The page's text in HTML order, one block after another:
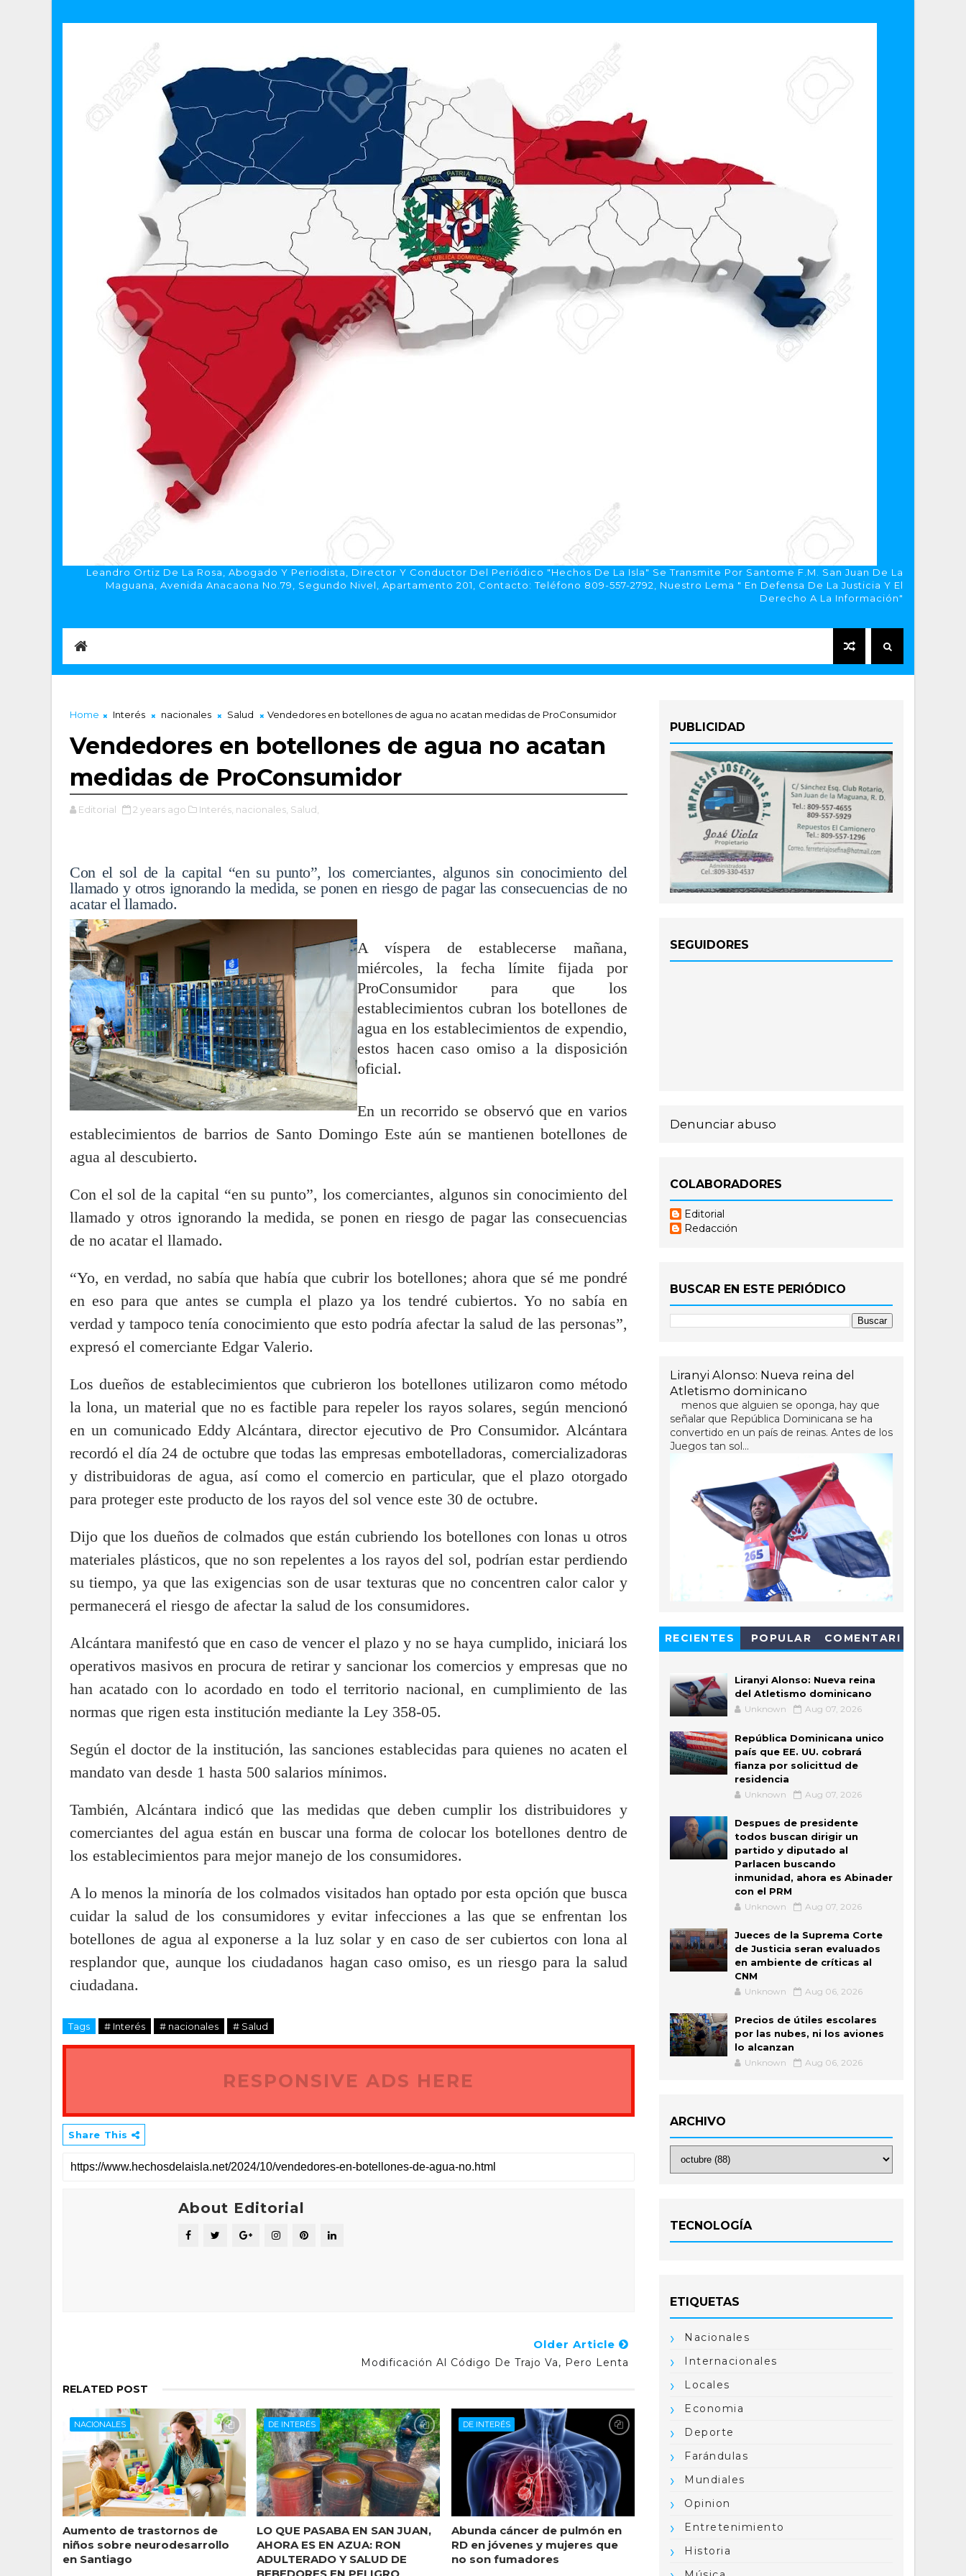
Leandro Ortiz De La Rosa, Abogado Y Periodista, Director Y Conductor Del Periódico "Hechos De La Isla" Se Transmite Por Santome F.M. San Juan De La
Maguana, Avenida Anacaona No.79, Segundo Nivel, Apartamento 201, Contacto: Teléfono 809-557-2792, Nuestro Lema " En Defensa De La Justicia Y El
Derecho A La Información"
Home Interés nacionales Salud Vendedores en botellones de agua no acatan medidas de ProConsumidor
Vendedores en botellones de agua no acatan
medidas de ProConsumidor
Editorial 2 years ago Interés, nacionales, Salud,
Con el sol de la capital “en su punto”, los comerciantes, algunos sin conocimiento del
llamado y otros ignorando la medida, se ponen en riesgo de pagar las consecuencias de no
acatar el llamado.
A víspera de establecerse mañana,
miércoles, la fecha límite fijada por
ProConsumidor para que los
establecimientos cubran los botellones de
agua en los establecimientos de expendio,
estos hacen caso omiso a la disposición
oficial.
En un recorrido se observó que en varios
establecimientos de barrios de Santo Domingo Este aún se mantienen botellones de
agua al descubierto.
Con el sol de la capital “en su punto”, los comerciantes, algunos sin conocimiento del
llamado y otros ignorando la medida, se ponen en riesgo de pagar las consecuencias
de no acatar el llamado.
“Yo, en verdad, no sabía que había que cubrir los botellones; ahora que sé me pondré
en eso para que antes se cumpla el plazo ya los tendré cubiertos. Yo no sabía en
verdad y tampoco tenía conocimiento que esto podría afectar la salud de las personas”,
expresó el comerciante Edgar Valerio.
Los dueños de establecimientos que cubrieron los botellones utilizaron como método
la lona, un material que no es factible para repeler los rayos solares, según mencionó
en un comunicado Eddy Alcántara, director ejecutivo de Pro Consumidor. Alcántara
recordó el día 24 de octubre que todas las empresas embotelladoras, comercializadoras
y distribuidoras de agua, así como el comercio en particular, que el plazo otorgado
para proteger este producto de los rayos del sol vence este 30 de octubre.
Dijo que los dueños de colmados que están cubriendo los botellones con lonas u otros
materiales plásticos, que no son repelentes a los rayos del sol, podrían estar perdiendo
su tiempo, ya que las exigencias son de usar texturas que no concentren calor calor y
permanecerá el riesgo de afectar la salud de los consumidores.
Alcántara manifestó que en caso de vencer el plazo y no se haya cumplido, iniciará los
operativos masivos en procura de retirar y sancionar los comercios y empresas que no
han acatado con lo acordado en todo el territorio nacional, en cumplimiento de las
normas que rigen esta institución mediante la Ley 358-05.
Según el doctor de la institución, las sanciones establecidas para quienes no acaten el
mandato van desde 1 hasta 500 salarios mínimos.
También, Alcántara indicó que las medidas que deben cumplir los distribuidores y
comerciantes del agua están en buscar una forma de colocar los botellones dentro de
los establecimientos para mejor manejo de los consumidores.
A lo menos la minoría de los colmados visitados han optado por esta opción que busca
cuidar la salud de los consumidores y evitar infecciones a las que se enfrentan los
botellones de agua al exponerse a la luz solar y en caso de ser cubiertos con lona al
resplandor que, aunque los ciudadanos hagan caso omiso, es un riesgo para la salud
ciudadana.
Tags # Interés # nacionales # Salud
RESPONSIVE ADS HERE
Share This
About Editorial
Older Article
Modificación Al Código De Trajo Va, Pero Lenta
RELATED POST
NACIONALES
Aumento de trastornos de
niños sobre neurodesarrollo
en Santiago
DE INTERÉS
LO QUE PASABA EN SAN JUAN,
AHORA ES EN AZUA: RON
ADULTERADO Y SALUD DE
DE INTERÉS
Abunda cáncer de pulmón en
RD en jóvenes y mujeres que
no son fumadores
PUBLICIDAD
SEGUIDORES
Denunciar abuso
COLABORADORES
Editorial
Redacción
BUSCAR EN ESTE PERIÓDICO
Liranyi Alonso: Nueva reina del
Atletismo dominicano
menos que alguien se oponga, hay que
señalar que República Dominicana se ha
convertido en un país de reinas. Antes de los
Juegos tan sol...
RECIENTES POPULAR
COMENTARI
Liranyi Alonso: Nueva reina
del Atletismo dominicano
Unknown Aug 07, 2026
República Dominicana unico
país que EE. UU. cobrará
fianza por solicittud de
residencia
Unknown Aug 07, 2026
Despues de presidente
todos buscan dirigir un
partido y diputado al
Parlacen buscando
inmunidad, ahora es Abinader
con el PRM
Unknown Aug 07, 2026
Jueces de la Suprema Corte
de Justicia seran evaluados
en ambiente de críticas al
CNM
Unknown Aug 06, 2026
Precios de útiles escolares
por las nubes, ni los aviones
lo alcanzan
Unknown Aug 06, 2026
ARCHIVO
TECNOLOGÍA
ETIQUETAS
Nacionales
Internacionales
Locales
Economia
Deporte
Farándulas
Mundiales
Opinion
Entretenimiento
Historia